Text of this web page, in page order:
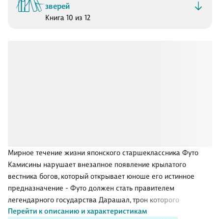
зверей
Книга 10 из 12
Мирное течение жизни японского старшеклассника Футо
Камисины нарушает внезапное появление крылатого
вестника богов, который открывает юноше его истинное
предназначение - Футо должен стать правителем
легендарного государства Дарашал, трон которого
узурпирован ставленником китайского правительства.
Перейти к описанию и характеристикам